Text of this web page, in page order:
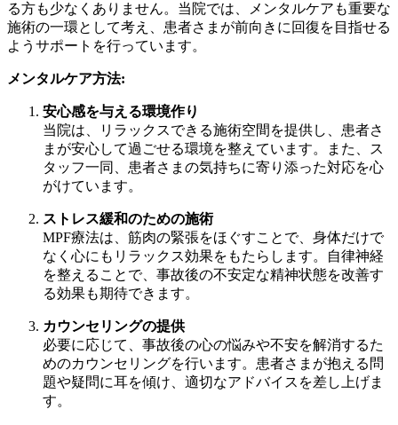
る方も少なくありません。当院では、メンタルケアも重要な
施術の一環として考え、患者さまが前向きに回復を目指せる
ようサポートを行っています。
メンタルケア方法:
安心感を与える環境作り
当院は、リラックスできる施術空間を提供し、患者さ
まが安心して過ごせる環境を整えています。また、ス
タッフ一同、患者さまの気持ちに寄り添った対応を心
がけています。
ストレス緩和のための施術
MPF療法は、筋肉の緊張をほぐすことで、身体だけで
なく心にもリラックス効果をもたらします。自律神経
を整えることで、事故後の不安定な精神状態を改善す
る効果も期待できます。
カウンセリングの提供
必要に応じて、事故後の心の悩みや不安を解消するた
めのカウンセリングを行います。患者さまが抱える問
題や疑問に耳を傾け、適切なアドバイスを差し上げま
す。